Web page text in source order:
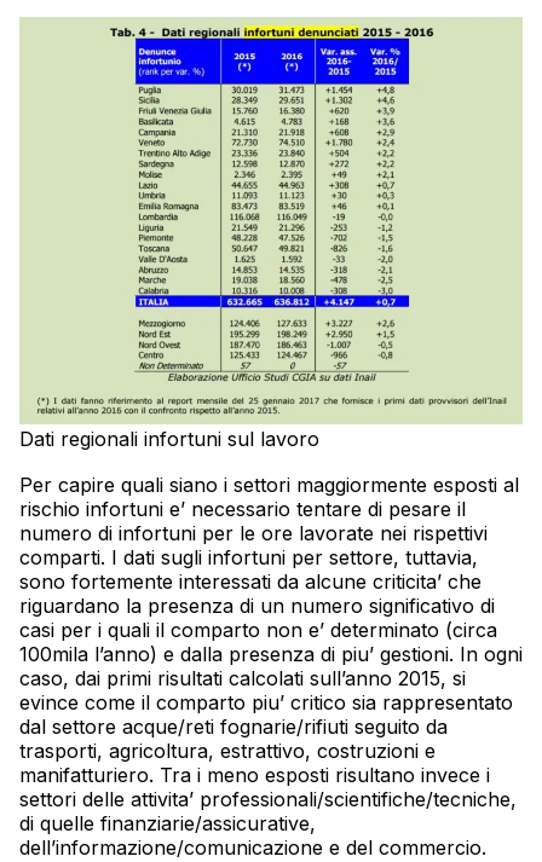
Dati regionali infortuni sul lavoro
Per capire quali siano i settori maggiormente esposti al
rischio infortuni e’ necessario tentare di pesare il
numero di infortuni per le ore lavorate nei rispettivi
comparti. I dati sugli infortuni per settore, tuttavia,
sono fortemente interessati da alcune criticita’ che
riguardano la presenza di un numero significativo di
casi per i quali il comparto non e’ determinato (circa
100mila l’anno) e dalla presenza di piu’ gestioni. In ogni
caso, dai primi risultati calcolati sull’anno 2015, si
evince come il comparto piu’ critico sia rappresentato
dal settore acque/reti fognarie/rifiuti seguito da
trasporti, agricoltura, estrattivo, costruzioni e
manifatturiero. Tra i meno esposti risultano invece i
settori delle attivita’ professionali/scientifiche/tecniche,
di quelle finanziarie/assicurative,
dell’informazione/comunicazione e del commercio.